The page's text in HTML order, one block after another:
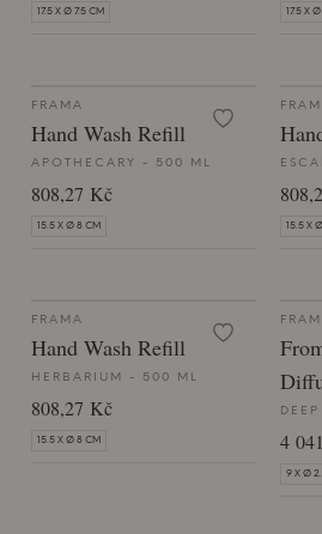
17.5 X Ø 7.5 CM 17.5 X
FRAMA
Hand Wash Refill
APOTHECARY - 500 ML
808,27 Kč
15.5 X Ø 8 CM 15.5 X
FRAMA
Hand Wash Refill
HERBARIUM - 500 ML
808,27 Kč
15.5 X Ø 8 CM 4
9 X Ø